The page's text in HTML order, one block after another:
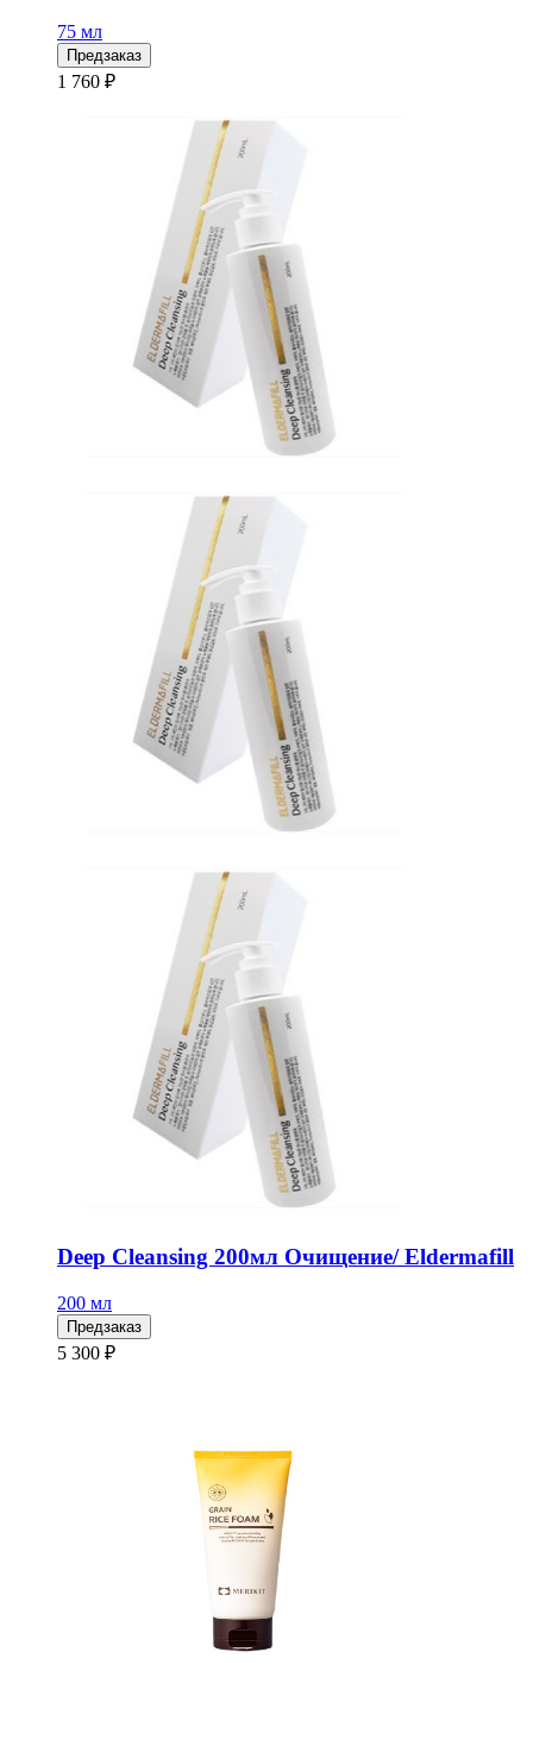
75 мл
Предзаказ
1 760 ₽
Deep Cleansing 200мл Очищение/ Eldermafill
200 мл
Предзаказ
5 300 ₽